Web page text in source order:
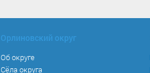
Орлиновский округ
Об округе
Сёла округа